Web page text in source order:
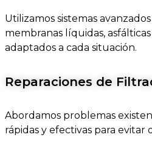
Utilizamos sistemas
membranas líquidas,
adaptados a cada situación.
Reparaciones de
Abordamos problemas
rápidas y efectivas para evitar